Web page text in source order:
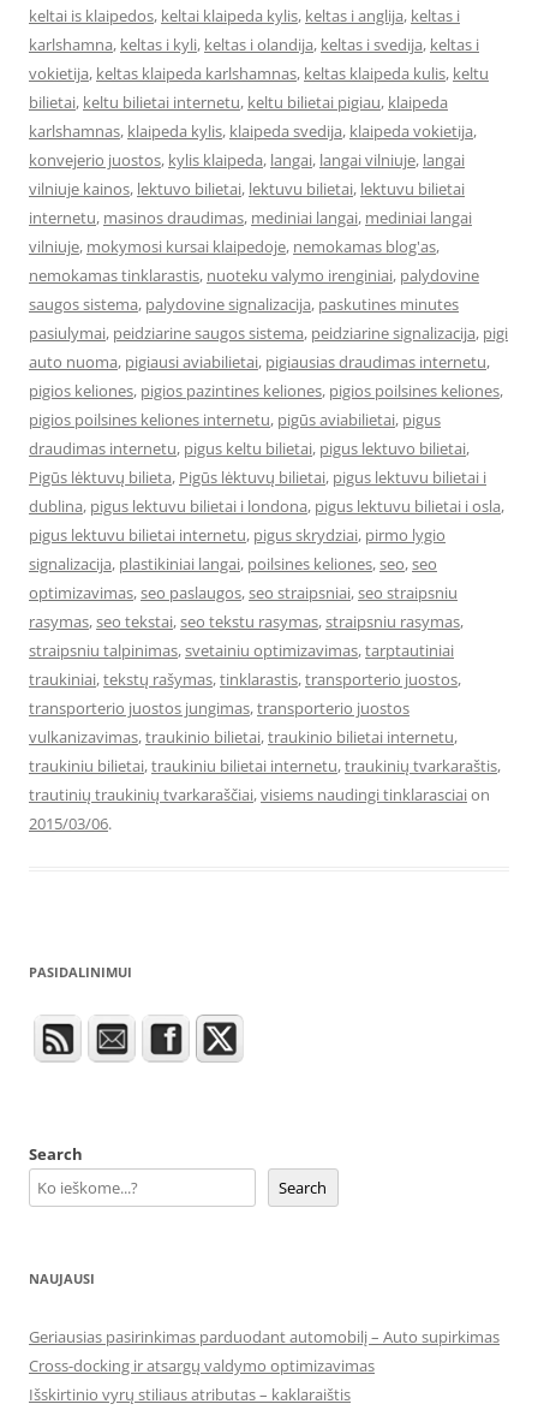
keltai is klaipedos, keltai klaipeda kylis, keltas i anglija, keltas i
karlshamna, keltas i kyli, keltas i olandija, keltas i svedija, keltas i
vokietija, keltas klaipeda karlshamnas, keltas klaipeda kulis, keltu
bilietai, keltu bilietai internetu, keltu bilietai pigiau, klaipeda
karlshamnas, klaipeda kylis, klaipeda svedija, klaipeda vokietija,
konvejerio juostos, kylis klaipeda, langai, langai vilniuje, langai
vilniuje kainos, lektuvo bilietai, lektuvu bilietai, lektuvu bilietai
internetu, masinos draudimas, mediniai langai, mediniai langai
vilniuje, mokymosi kursai klaipedoje, nemokamas blog'as,
nemokamas tinklarastis, nuoteku valymo irenginiai, palydovine
saugos sistema, palydovine signalizacija, paskutines minutes
pasiulymai, peidziarine saugos sistema, peidziarine signalizacija, pigi
auto nuoma, pigiausi aviabilietai, pigiausias draudimas internetu,
pigios keliones, pigios pazintines keliones, pigios poilsines keliones,
pigios poilsines keliones internetu, pigūs aviabilietai, pigus
draudimas internetu, pigus keltu bilietai, pigus lektuvo bilietai,
Pigūs lėktuvų bilieta, Pigūs lėktuvų bilietai, pigus lektuvu bilietai i
dublina, pigus lektuvu bilietai i londona, pigus lektuvu bilietai i osla,
pigus lektuvu bilietai internetu, pigus skrydziai, pirmo lygio
signalizacija, plastikiniai langai, poilsines keliones,seo,seo
optimizavimas,seo paslaugos,seo straipsniai,seo straipsniu
rasymas,seo tekstai,seo tekstu rasymas,straipsniu rasymas,
straipsniu talpinimas,svetainiu optimizavimas,tarptautiniai
traukiniai,tekstų rašymas,tinklarastis,transporterio juostos,
transporterio juostos jungimas,transporterio juostos
vulkanizavimas,traukinio bilietai,traukinio bilietai internetu,
traukiniu bilietai,traukiniu bilietai internetu,traukinių tvarkaraštis,
trautinių traukinių tvarkaraščiai,visiems naudingi tinklarasciaion
2015/03/06.
PASIDALINIMUI
Search
Search
NAUJAUSI
Geriausias pasirinkimas parduodant automobilį – Auto supirkimas
Cross-docking ir atsargų valdymo optimizavimas
Išskirtinio vyrų stiliaus atributas – kaklaraištis